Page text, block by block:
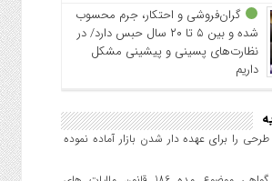
گران‌فروشی و احتکار، جرم محسوب
شده و بین ۵ تا ۲۰ سال حبس دارد/ در
نظارت‌های پسینی و پیشینی مشکل
داریم
را برای عهده دار شدن بازار آماده نموده